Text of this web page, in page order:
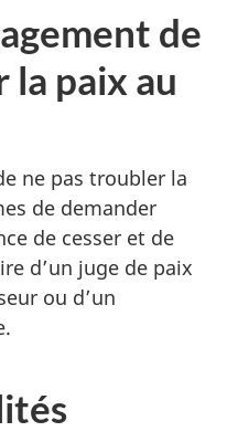
de
la paix au
ne pas troubler la
de demander
de cesser et de
d’un juge de paix
ou d’un